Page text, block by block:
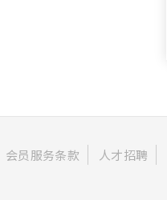
会员服务条款 人才招聘